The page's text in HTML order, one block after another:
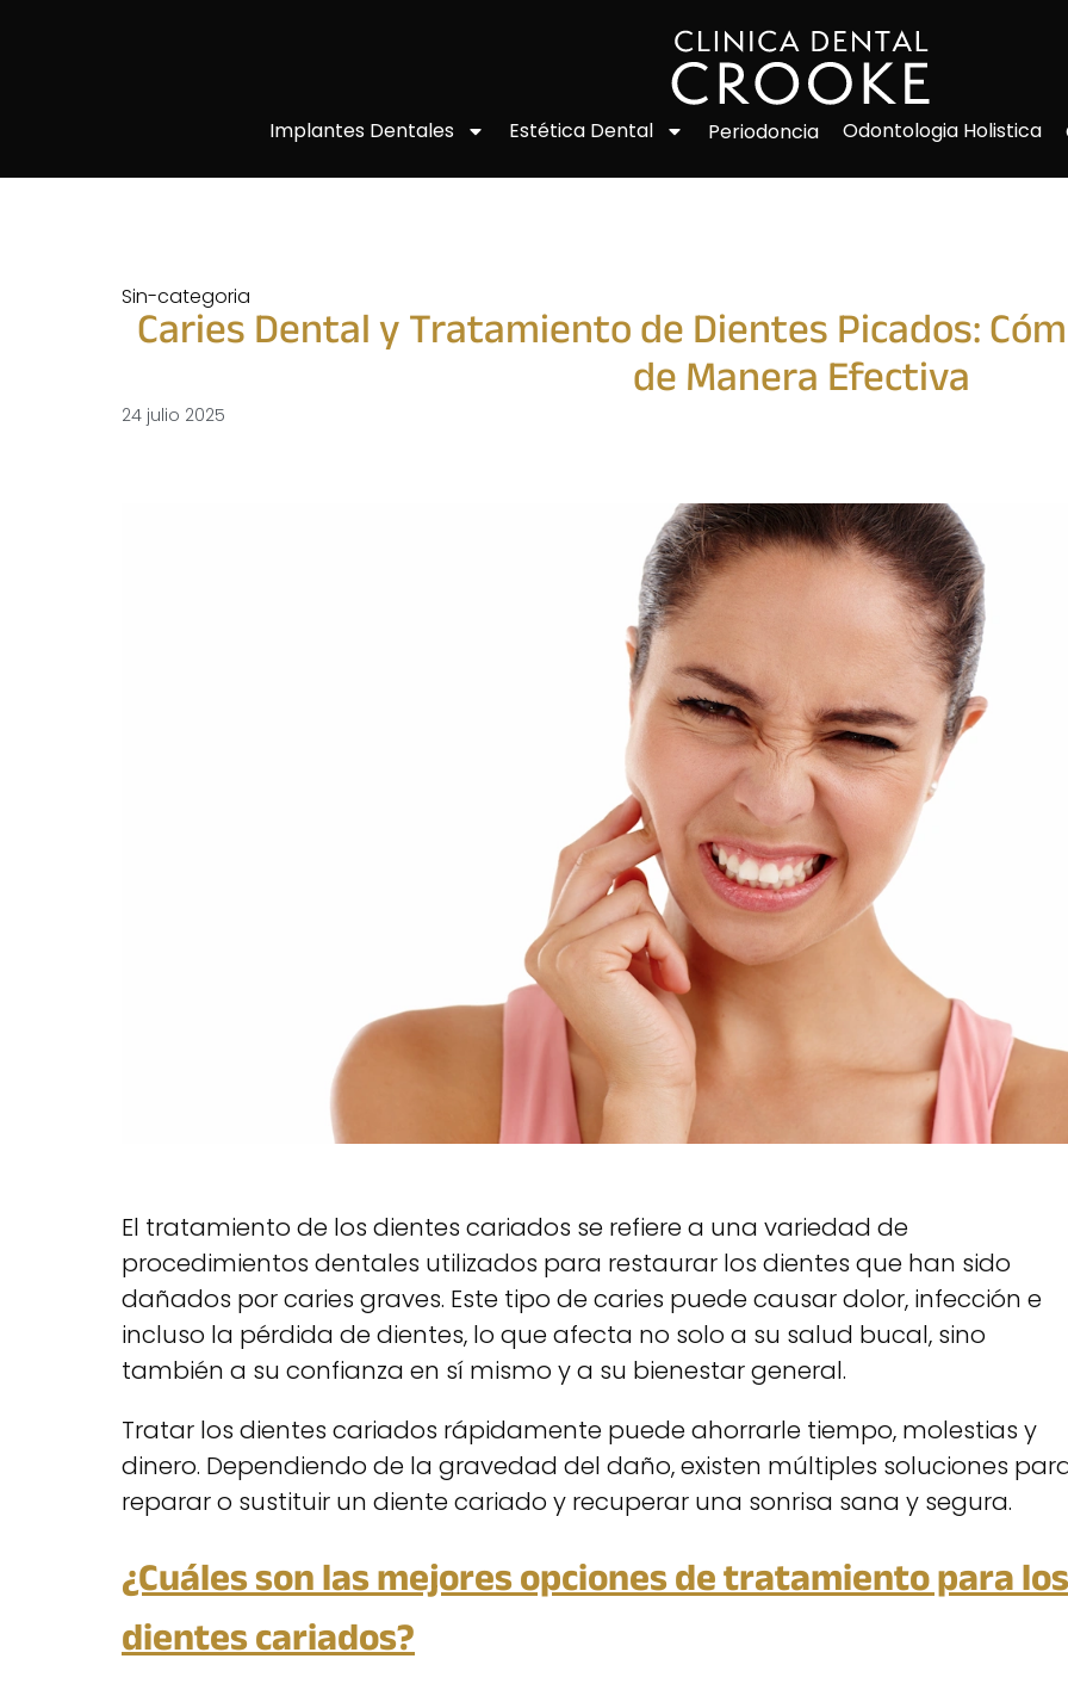
Implantes Dentales Estética Dental Periodoncia Odontologia Holistica
Sin-categoria
Caries Dental y Tratamiento de Dientes Picados:
de Manera Efectiva
24 julio 2025
El tratamiento de los dientes cariados se refiere a una variedad de
procedimientos dentales utilizados para restaurar los dientes que han sido
dañados por caries graves. Este tipo de caries puede causar dolor, infección e
incluso la pérdida de dientes, lo que afecta no solo a su salud bucal, sino
también a su confianza en sí mismo y a su bienestar general.
Tratar los dientes cariados rápidamente puede ahorrarle tiempo, molestias y
dinero. Dependiendo de la gravedad del daño, existen múltiples soluciones
reparar o sustituir un diente cariado y recuperar una sonrisa sana y segura.
¿Cuáles son las mejores opciones de tratamiento para los
dientes cariados?